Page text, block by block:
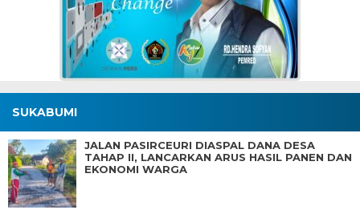
SUKABUMI
JALAN PASIRCEURI DIASPAL DANA DESA
TAHAP II, LANCARKAN ARUS HASIL PANEN DAN
EKONOMI WARGA